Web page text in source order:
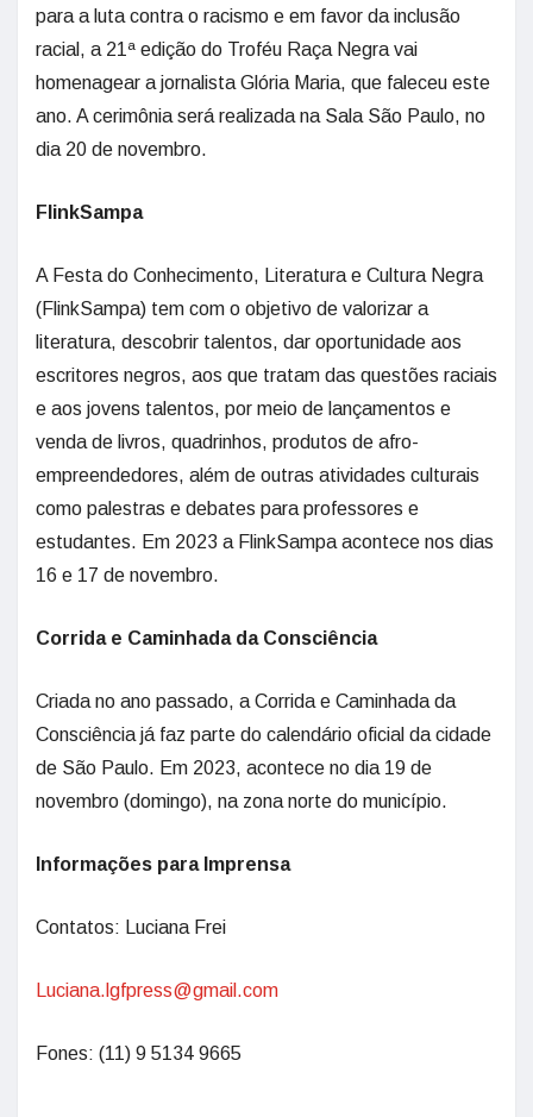
para a luta contra o racismo e em favor da inclusão
racial, a 21ª edição do Troféu Raça Negra vai
homenagear a jornalista Glória Maria, que faleceu este
ano. A cerimônia será realizada na Sala São Paulo, no
dia 20 de novembro.
FlinkSampa
A Festa do Conhecimento, Literatura e Cultura Negra
(FlinkSampa) tem com o objetivo de valorizar a
literatura, descobrir talentos, dar oportunidade aos
escritores negros, aos que tratam das questões raciais
e aos jovens talentos, por meio de lançamentos e
venda de livros, quadrinhos, produtos de afro-
empreendedores, além de outras atividades culturais
como palestras e debates para professores e
estudantes. Em 2023 a FlinkSampa acontece nos dias
16 e 17 de novembro.
Corrida e Caminhada da Consciência
Criada no ano passado, a Corrida e Caminhada da
Consciência já faz parte do calendário oficial da cidade
de São Paulo. Em 2023, acontece no dia 19 de
novembro (domingo), na zona norte do município.
Informações para Imprensa
Contatos: Luciana Frei
Luciana.lgfpress@gmail.com
Fones: (11) 9 5134 9665